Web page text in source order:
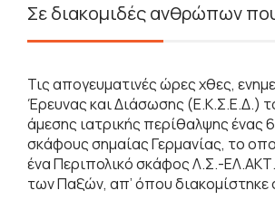
Σε διακομιδές ανθρώπων
Τις απογευματινές ώρες χθες,
Έρευνας και Διάσωσης (Ε.Κ.Σ.Ε.Δ.)
άμεσης ιατρικής περίθαλψης
σκάφους σημαίας Γερμανίας, το
ένα Περιπολικό σκάφος Λ.Σ.-
των Παξών, απ’ όπου διακομίστηκε